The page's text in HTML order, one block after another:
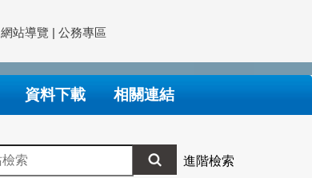
網站導覽 | 公務專區
資料下載 相關連結
進階檢索